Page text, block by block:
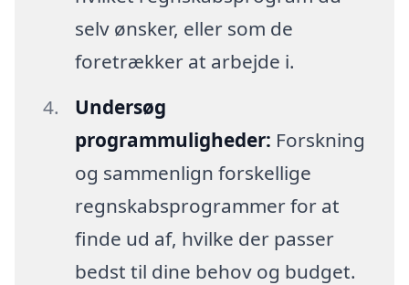
selv ønsker, eller som de
foretrækker at arbejde i.
Undersøg
programmuligheder: Forskning
og sammenlign forskellige
regnskabsprogrammer for at
finde ud af, hvilke der passer
bedst til dine behov og budget.